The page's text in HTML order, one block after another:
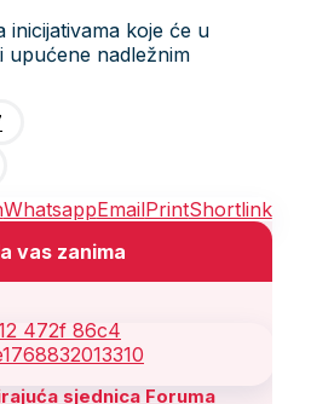
inicijativama koje će u
upućene nadležnim
WhatsappEmailPrintShortlink
vas zanima
sjednica Foruma